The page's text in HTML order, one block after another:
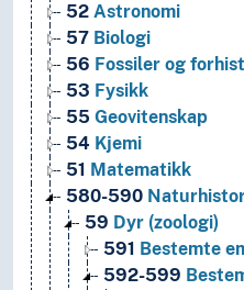
52 Astronomi
57 Biologi
56 Fossiler og
53 Fysikk
55 Geovitenskap
54 Kjemi
51 Matematikk
580-590
59 Dyr (zoologi)
591 Bestemte
592-599